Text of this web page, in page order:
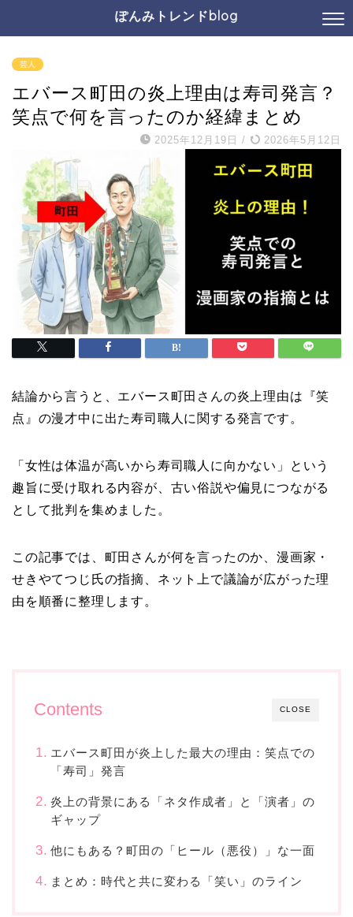
ぽんみトレンドblog
芸人
エバース町田の炎上理由は寿司発言？
笑点で何を言ったのか経緯まとめ
2025年12月19日 / 2026年5月12日
結論から言うと、エバース町田さんの炎上理由は『笑
点』の漫才中に出た寿司職人に関する発言です。
「女性は体温が高いから寿司職人に向かない」という
趣旨に受け取れる内容が、古い俗説や偏見につながる
として批判を集めました。
この記事では、町田さんが何を言ったのか、漫画家・
せきやてつじ氏の指摘、ネット上で議論が広がった理
由を順番に整理します。
CLOSE
Contents
エバース町田が炎上した最大の理由：笑点での
「寿司」発言
炎上の背景にある「ネタ作成者」と「演者」の
ギャップ
他にもある？町田の「ヒール（悪役）」な一面
まとめ：時代と共に変わる「笑い」のライン